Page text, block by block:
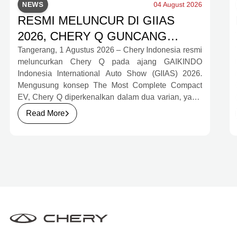
NEWS 04 August 2026
RESMI MELUNCUR DI GIIAS
2026, CHERY Q GUNCANG
PASAR OTOMOTIF MELALUI
HARGA SPESIAL MULAI RP239,9
JUTA
Tangerang, 1 Agustus 2026 – Chery Indonesia resmi
meluncurkan Chery Q pada ajang GAIKINDO
Indonesia International Auto Show (GIIAS) 2026.
Mengusung konsep The Most Complete Compact
EV, Chery Q diperkenalkan dalam dua varian, yakni
Chery Q Pure dan Chery Q Rizz, untuk
mengakomodasi kebutuhan mobilitas serta
Read More